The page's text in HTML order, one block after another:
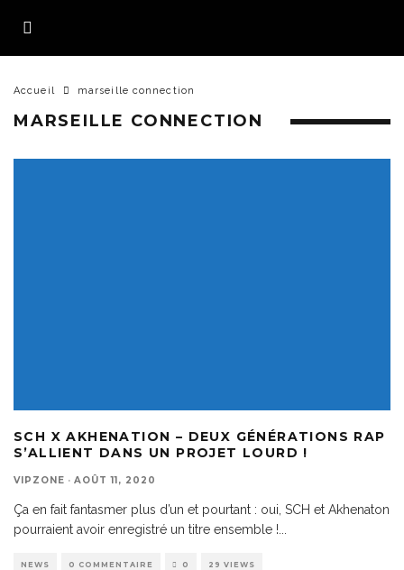
Accueil marseille connection
MARSEILLE CONNECTION
SCH X AKHENATION – DEUX GÉNÉRATIONS RAP
S’ALLIENT DANS UN PROJET LOURD !
VIPZONE · AOÛT 11, 2020
Ça en fait fantasmer plus d’un et pourtant : oui, SCH et Akhenaton
pourraient avoir enregistré un titre ensemble !
NEWS 0 COMMENTAIRE 0 29 VIEWS